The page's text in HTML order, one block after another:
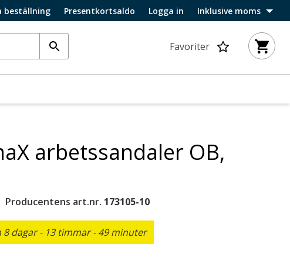
beställning Presentkortsaldo Logga in Inklusive moms
Favoriter
arbetssandaler OB,
Producentens art.nr. 173105-10
dagar - 13 timmar - 49 minuter